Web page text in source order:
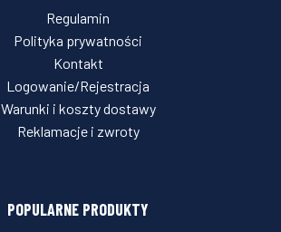
Regulamin
Polityka prywatności
Kontakt
Logowanie/Rejestracja
Warunki i koszty dostawy
Reklamacje i zwroty
POPULARNE PRODUKTY